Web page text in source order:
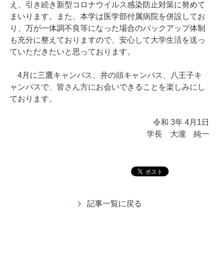
え、引き続き新型コロナウイルス感染防止対策に努めて
まいります。また、本学は医学部付属病院を併設してお
り、万が一体調不良等になった場合のバックアップ体制
も充分に整えておりますので、安心して大学生活を送っ
ていただきたいと思っております。
4月に三鷹キャンパス、井の頭キャンパス、八王子キ
ャンパスで、皆さん方にお会いできることを楽しみにし
ております。
令和 3年 4月1日
学長 大瀧 純一
記事一覧に戻る